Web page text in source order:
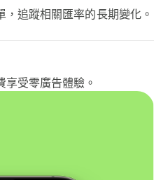
追蹤相關匯率的長期變化。
受零廣告體驗。